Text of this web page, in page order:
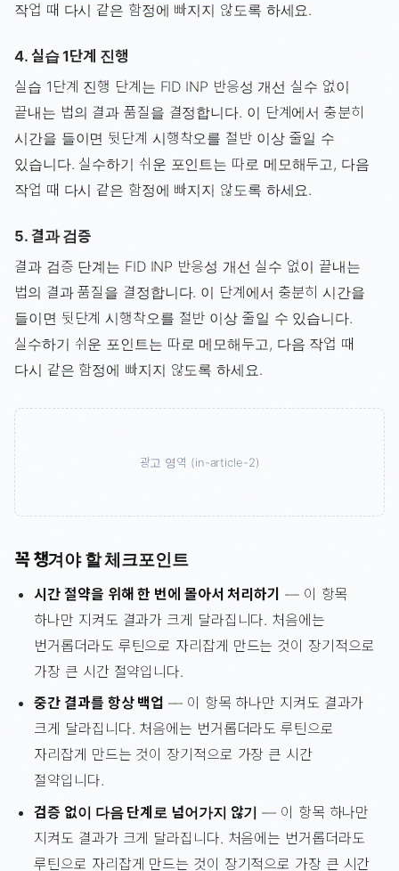
작업 때 다시 같은 함정에 빠지지 않도록 하세요.
4. 실습 1단계 진행
실습 1단계 진행 단계는 FID INP 반응성 개선 실수 없이
끝내는 법의 결과 품질을 결정합니다. 이 단계에서 충분히
시간을 들이면 뒷단계 시행착오를 절반 이상 줄일 수
있습니다. 실수하기 쉬운 포인트는 따로 메모해두고, 다음
작업 때 다시 같은 함정에 빠지지 않도록 하세요.
5. 결과 검증
결과 검증 단계는 FID INP 반응성 개선 실수 없이 끝내는
법의 결과 품질을 결정합니다. 이 단계에서 충분히 시간을
들이면 뒷단계 시행착오를 절반 이상 줄일 수 있습니다.
실수하기 쉬운 포인트는 따로 메모해두고, 다음 작업 때
다시 같은 함정에 빠지지 않도록 하세요.
광고 영역 (in-article-2)
꼭 챙겨야 할 체크포인트
시간 절약을 위해 한 번에 몰아서 처리하기 — 이 항목
하나만 지켜도 결과가 크게 달라집니다. 처음에는
번거롭더라도 루틴으로 자리잡게 만드는 것이 장기적으로
가장 큰 시간 절약입니다.
중간 결과를 항상 백업 — 이 항목 하나만 지켜도 결과가
크게 달라집니다. 처음에는 번거롭더라도 루틴으로
자리잡게 만드는 것이 장기적으로 가장 큰 시간
절약입니다.
검증 없이 다음 단계로 넘어가지 않기 — 이 항목 하나만
지켜도 결과가 크게 달라집니다. 처음에는 번거롭더라도
루틴으로 자리잡게 만드는 것이 장기적으로 가장 큰 시간